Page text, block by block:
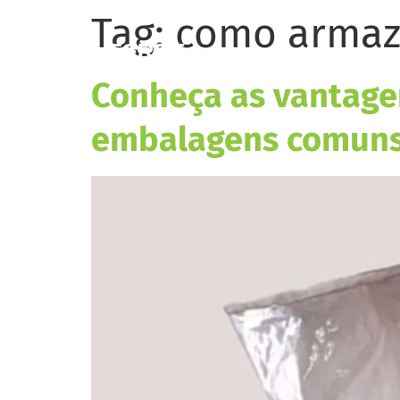
Home
Tag: como
Conheça as
embalagens